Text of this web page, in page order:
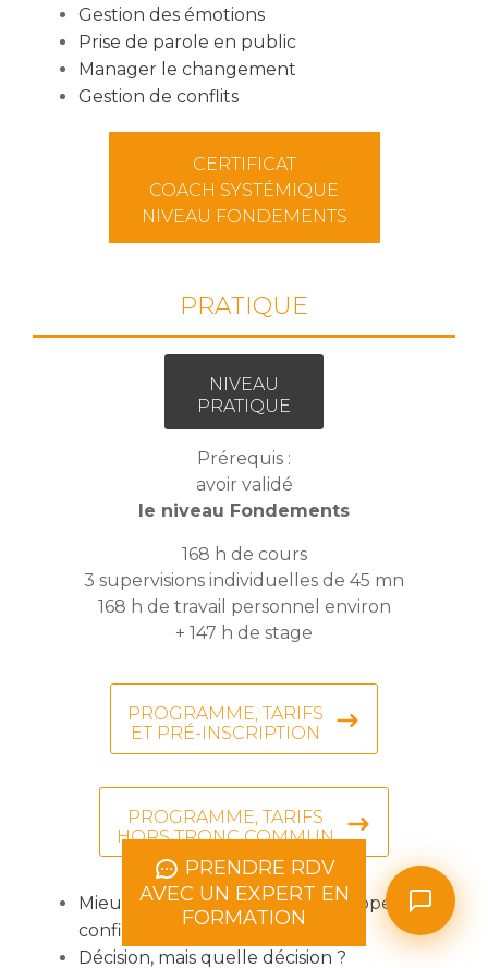
PRENDRE RDV
AVEC UN EXPERT EN
FORMATION
Gestion des émotions
Prise de parole en public
Manager le changement
Gestion de conflits
CERTIFICAT
COACH SYSTÉMIQUE
NIVEAU FONDEMENTS
PRATIQUE
NIVEAU
PRATIQUE
Prérequis :
avoir validé
le niveau Fondements
168 h de cours
3 supervisions individuelles de 45 mn
168 h de travail personnel environ
+ 147 h de stage
PROGRAMME, TARIFS
ET PRÉ-INSCRIPTION
PROGRAMME, TARIFS
HORS TRONC COMMUN
Mieux se connaître pour développer la
confiance en soi
Décision, mais quelle décision ?